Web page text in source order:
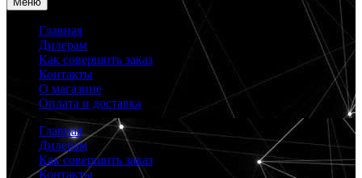
Главная
Дилерам
Как совершить заказ
Контакты
О магазине
Оплата и доставка
Главная
Дилерам
Как совершить заказ
Контакты